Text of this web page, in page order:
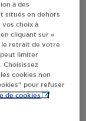
REVENDEUR
hors UE
plus
à des
situés en dehors
vos choix à
cliquant sur «
le retrait de votre
peut limiter
Choisissez
cookies non
pour refuser
de cookies